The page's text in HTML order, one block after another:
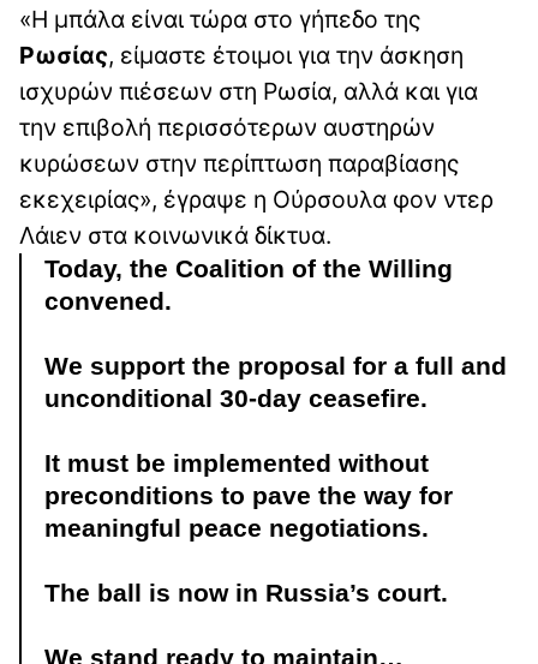
«Η μπάλα είναι τώρα στο γήπεδο της
Ρωσίας, είμαστε έτοιμοι για την άσκηση
ισχυρών πιέσεων στη Ρωσία, αλλά και για
την επιβολή περισσότερων αυστηρών
κυρώσεων στην περίπτωση παραβίασης
εκεχειρίας», έγραψε η Ούρσουλα φον ντερ
Λάιεν στα κοινωνικά δίκτυα.
Today, the Coalition of the Willing
convened.
We support the proposal for a full and
unconditional 30-day ceasefire.
It must be implemented without
preconditions to pave the way for
meaningful peace negotiations.
The ball is now in Russia’s court.
We stand ready to maintain…